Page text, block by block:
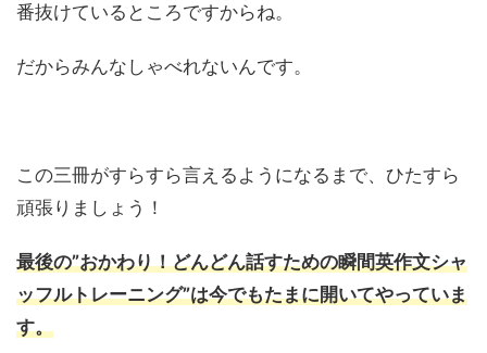
番抜けているところですからね。
だからみんなしゃべれないんです。
この三冊がすらすら言えるようになるまで、ひたすら
頑張りましょう！
最後の”おかわり！どんどん話すための瞬間英作文シャ
ッフルトレーニング”は今でもたまに開いてやっていま
す。